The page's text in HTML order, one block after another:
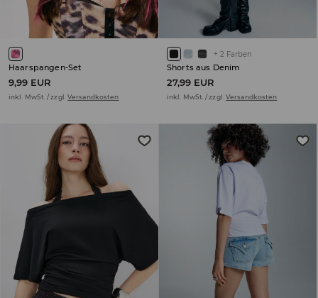
Haarspangen-Set
9,99 EUR
inkl. MwSt. / zzgl. Versandkosten
+ 2 Farben
Shorts aus Denim
27,99 EUR
inkl. MwSt. / zzgl. Versandkosten